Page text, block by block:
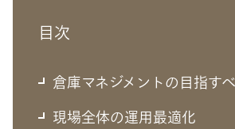
目次
倉庫マネジメントの目指す
現場全体の運用最適化